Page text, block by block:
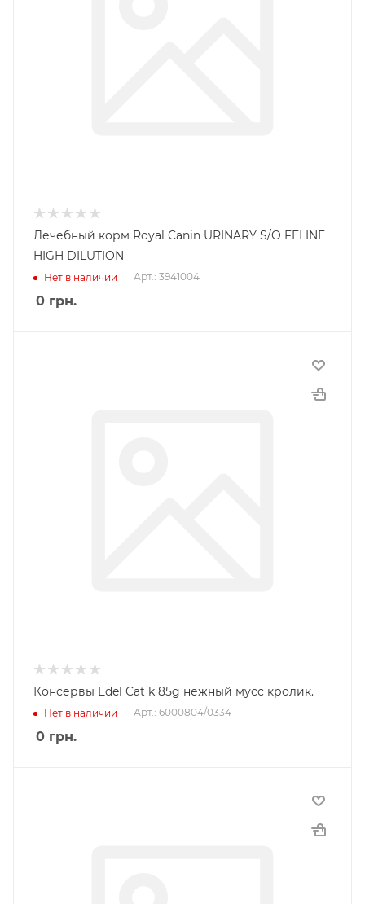
Лечебный корм Royal Canin URINARY S/O FELINE
HIGH DILUTION
Нет в наличии Арт.: 3941004
0 грн.
Консервы Edel Cat k 85g нежный мусс кролик.
Нет в наличии Арт.: 6000804/0334
0 грн.